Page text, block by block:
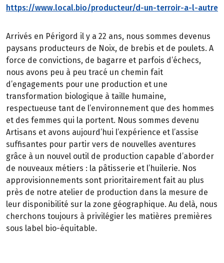
https://www.local.bio/producteur/d-un-terroir-a-l-autre
Arrivés en Périgord il y a 22 ans, nous sommes devenus
paysans producteurs de Noix, de brebis et de poulets. A
force de convictions, de bagarre et parfois d’échecs,
nous avons peu à peu tracé un chemin fait
d’engagements pour une production et une
transformation biologique à taille humaine,
respectueuse tant de l’environnement que des hommes
et des femmes qui la portent. Nous sommes devenu
Artisans et avons aujourd’hui l’expérience et l’assise
suffisantes pour partir vers de nouvelles aventures
grâce à un nouvel outil de production capable d’aborder
de nouveaux métiers : la pâtisserie et l’huilerie. Nos
approvisionnements sont prioritairement fait au plus
près de notre atelier de production dans la mesure de
leur disponibilité sur la zone géographique. Au delà, nous
cherchons toujours à privilégier les matières premières
sous label bio-équitable.